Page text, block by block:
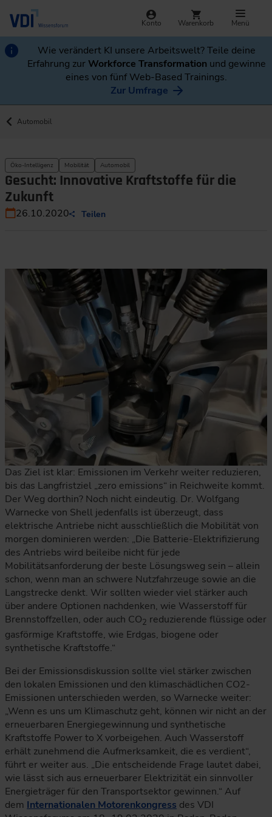
Konto Warenkorb Menü
Wie verändert KI unsere Arbeitswelt? Teile deine
Erfahrung zurWorkforce Transformation und gewinne
eines von fünf Web-Based Trainings.
Zur Umfrage
Automobil
Öko-Intelligenz Mobilität Automobil
Gesucht: Innovative Kraftstoffe für die
Zukunft
26.10.2020 Teilen
Das Ziel ist klar: Emissionen im Verkehr weiter reduzieren,
bis das Langfristziel „zero emissions“ in Reichweite kommt.
Der Weg dorthin? Noch nicht eindeutig. Dr. Wolfgang
Warnecke von Shell jedenfalls ist überzeugt, dass
elektrische Antriebe nicht ausschließlich die Mobilität von
morgen dominieren werden: „Die Batterie-Elektrifizierung
des Antriebs wird beileibe nicht für jede
Mobilitätsanforderung der beste Lösungsweg sein – allein
schon, wenn man an schwere Nutzfahrzeuge sowie an die
Langstrecke denkt. Wir sollten wieder viel stärker auch
über andere Optionen nachdenken, wie Wasserstoff für
Brennstoffzellen, oder auch CO2 reduzierende flüssige oder
gasförmige Kraftstoffe, wie Erdgas, biogene oder
synthetische Kraftstoffe.“
Bei der Emissionsdiskussion sollte viel stärker zwischen
den lokalen Emissionen und den klimaschädlichen CO2-
Emissionen unterschieden werden, so Warnecke weiter:
„Wenn es uns um Klimaschutz geht, können wir nicht an der
erneuerbaren Energiegewinnung und synthetische
Kraftstoffe Power to X vorbeigehen. Auch Wasserstoff
erhält zunehmend die Aufmerksamkeit, die es verdient“,
führt er weiter aus. „Die entscheidende Frage lautet dabei,
wie lässt sich aus erneuerbarer Elektrizität ein sinnvoller
Energieträger für den Transportsektor gewinnen.“ Auf
dem Internationalen Motorenkongress des VDI